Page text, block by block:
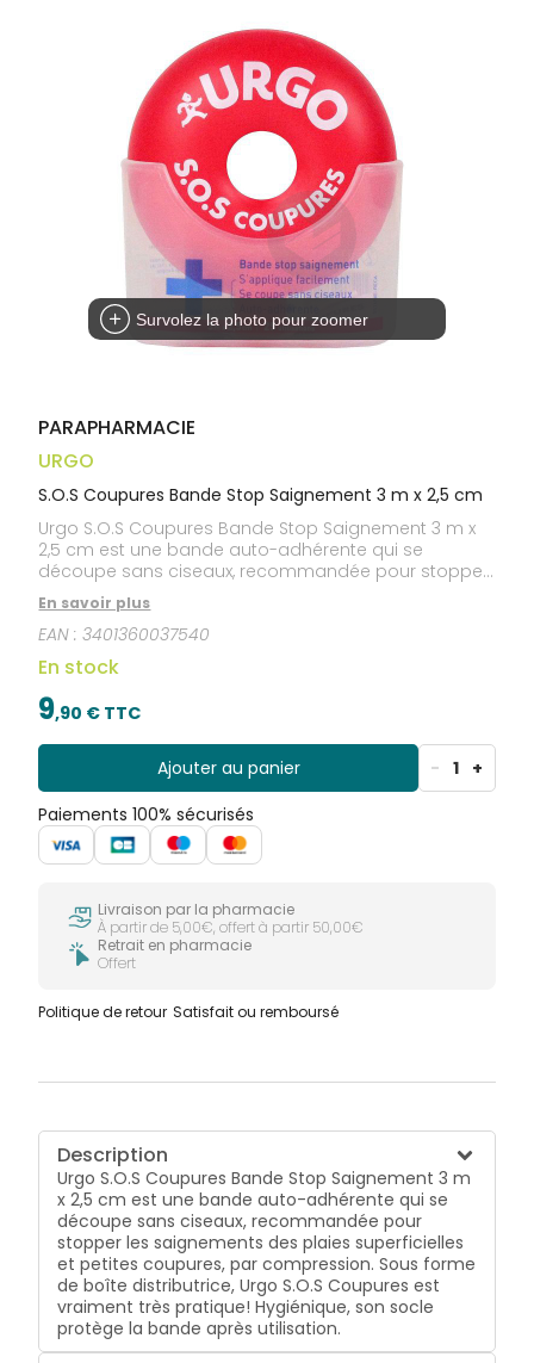
médicaux
Corps
Homme
Solaire
Visage
DE SANTÉ
Survolez la photo pour zoomer
PARAPHARMACIE
URGO
S.O.S Coupures Bande Stop Saignement 3 m x 2,5 cm
Urgo S.O.S Coupures Bande Stop Saignement 3 m x
2,5 cm est une bande auto-adhérente qui se
découpe sans ciseaux, recommandée pour stopper
les saignements des plaies superficielles et petites
coupures, par compression. Sous forme de boîte
distributrice, Urgo S.O.S Coupures est vraiment très
pratique! Hygiénique, son socle protège la bande
après utilisation.
En savoir plus
EAN :3401360037540
En stock
9,90 € TTC
Ajouter au panier - 1 +
Paiements 100% sécurisés
Livraison par la pharmacie
À partir de 5,00€, offert à partir 50,00€
Retrait en pharmacie
Offert
Politique de retour Satisfait ou remboursé
Description
Urgo S.O.S Coupures Bande Stop Saignement 3 m
x 2,5 cm est une bande auto-adhérente qui se
découpe sans ciseaux, recommandée pour
stopper les saignements des plaies superficielles
et petites coupures, par compression. Sous forme
de boîte distributrice, Urgo S.O.S Coupures est
vraiment très pratique! Hygiénique, son socle
protège la bande après utilisation.